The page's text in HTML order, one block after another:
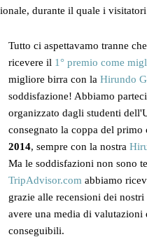
durante il quale i
Tutto ci aspettavamo tranne
ricevere il 1° premio come
migliore birra con laHirundo
soddisfazione! Abbiamo
organizzato dagli studenti
consegnato la coppa del
2014, sempre con la nostra
Ma le soddisfazioni non sono
TripAdvisor.com abbiamo
grazie alle recensioni dei
avere una media di
conseguibili.